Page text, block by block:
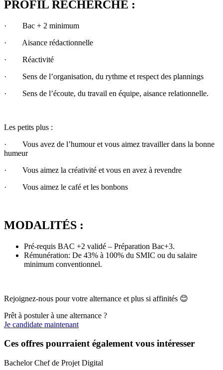
PROFIL RECHERCHÉ :
· Bac + 2 minimum
· Aisance rédactionnelle
· Réactivité
· Sens de l’organisation, du rythme et respect des plannings
· Sens de l’écoute, du travail en équipe, aisance relationnelle.
Les petits plus :
· Vous avez de l’humour et vous aimez travailler dans la bonne
humeur
· Vous aimez la créativité et vous en avez à revendre
· Vous aimez le café et les bonbons
MODALITÉS :
Pré-requis BAC +2 validé – Préparation Bac+3.
Rémunération: De 43% à 100% du SMIC ou du salaire
minimum conventionnel.
Rejoignez-nous pour votre alternance et plus si affinités 😊
Prêt à postuler à une alternance ?
Je candidate maintenant
Ces offres pourraient également vous intéresser
Bachelor Chef de Projet Digital